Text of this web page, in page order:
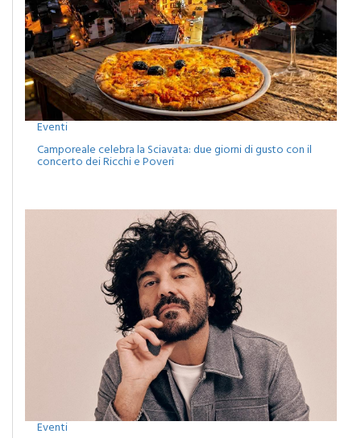
Eventi
Camporeale celebra la Sciavata: due giorni di gusto con il